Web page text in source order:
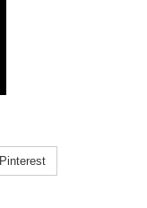
Pinterest